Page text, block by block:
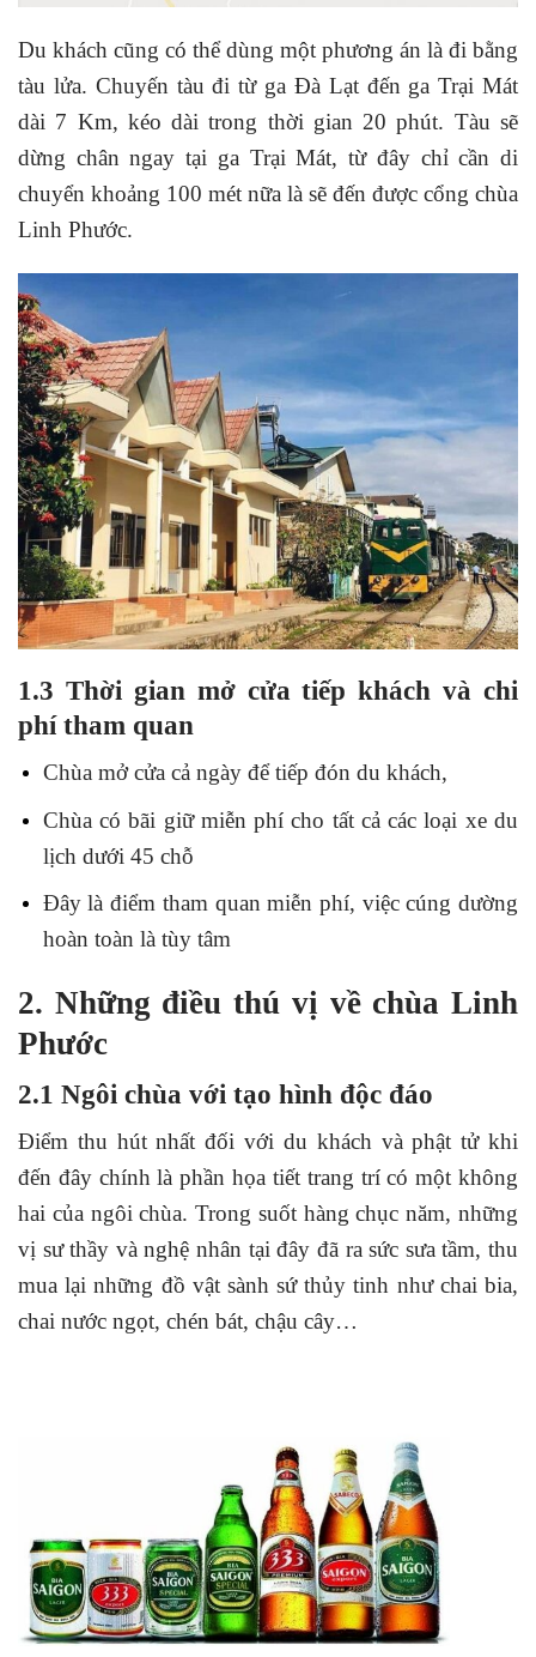
Du khách cũng có thể dùng một phương án là đi bằng
tàu lửa. Chuyến tàu đi từ ga Đà Lạtđến ga Trại Mát
dài 7 Km, kéo dài trong thời gian 20 phút. Tàu sẽ
dừng chân ngay tại ga Trại Mát, từ đây chỉ cần di
chuyển khoảng 100 mét nữa là sẽ đến được cổng chùa
Linh Phước.
1.3 Thời gian mở cửa tiếp khách và chi
phí tham quan
Chùa mở cửa cả ngày để tiếp đón du khách,
Chùa có bãi giữ miễn phí cho tất cả các loại xe du
lịch dưới 45 chỗ
Đây là điểm tham quan miễn phí, việc cúng dường
hoàn toàn là tùy tâm
2. Những điều thú vị về chùa Linh
Phước
2.1 Ngôi chùa với tạo hình độc đáo
Điểm thu hút nhất đối với du khách và phật tử khi
đến đây chính là phần họa tiết trang trí có một không
hai của ngôi chùa. Trong suốt hàng chục năm, những
vị sư thầy và nghệ nhân tại đây đã ra sức sưa tầm, thu
mua lại những đồ vật sành sứ thủy tinh như chai bia,
chai nước ngọt, chén bát, chậu cây…